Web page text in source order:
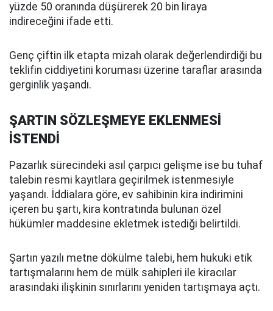
yüzde 50 oranında düşürerek 20 bin liraya
indireceğini ifade etti.
Genç çiftin ilk etapta mizah olarak değerlendirdiği bu
teklifin ciddiyetini koruması üzerine taraflar arasında
gerginlik yaşandı.
ŞARTIN SÖZLEŞMEYE EKLENMESİ
İSTENDİ
Pazarlık sürecindeki asıl çarpıcı gelişme ise bu tuhaf
talebin resmi kayıtlara geçirilmek istenmesiyle
yaşandı. İddialara göre, ev sahibinin kira indirimini
içeren bu şartı, kira kontratında bulunan özel
hükümler maddesine ekletmek istediği belirtildi.
Şartın yazılı metne dökülme talebi, hem hukuki etik
tartışmalarını hem de mülk sahipleri ile kiracılar
arasındaki ilişkinin sınırlarını yeniden tartışmaya açtı.